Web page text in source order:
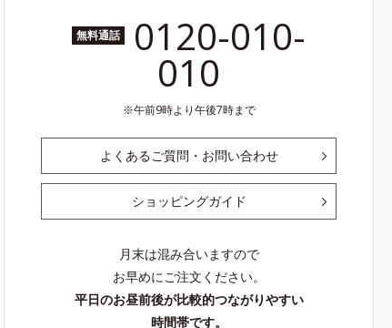
無料通話 0120-010-
010
午前9時より午後7時まで
よくあるご質問・お問い合わせ
ショッピングガイド
月末は混み合いますので
お早めにご注文ください。
平日のお昼前後が比較的つながりやすい
時間帯です。